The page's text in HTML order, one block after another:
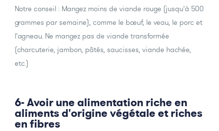
Notre conseil : Mangez moins de viande rouge (jusqu'à 500
grammes par semaine), comme le bœuf, le veau, le porc et
l'agneau. Ne mangez pas de viande transformée
(charcuterie, jambon, pâtés, saucisses, viande hachée,
etc.)
6- Avoir une alimentation riche en
aliments d'origine végétale et riches
en fibres